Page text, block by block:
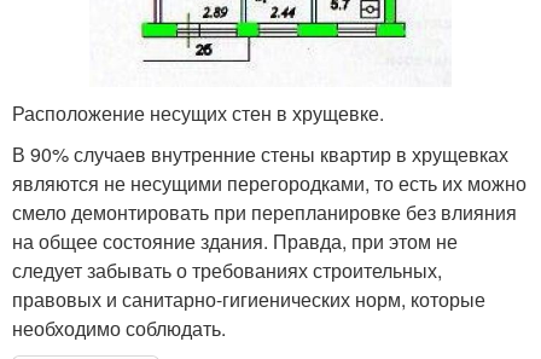
Расположение несущих стен в хрущевке.
В 90% случаев внутренние стены квартир в хрущевках
являются не несущими перегородками, то есть их можно
смело демонтировать при перепланировке без влияния
на общее состояние здания. Правда, при этом не
следует забывать о требованиях строительных,
правовых и санитарно-гигиенических норм, которые
необходимо соблюдать.